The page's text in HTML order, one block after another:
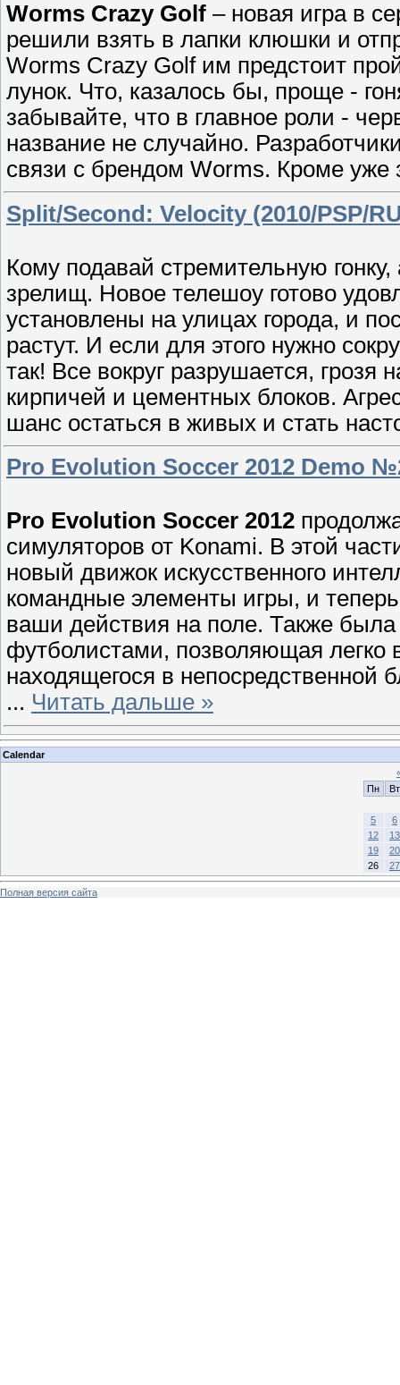
Worms Crazy Golf – новая игра в
решили взять в лапки клюшки и
Worms Crazy Golf им предстоит
лунок. Что, казалось бы, проще -
забывайте, что в главное роли -
название не случайно.
связи с брендом Worms. Кроме
Split/Second: Velocity (2010/PSP/
Кому подавай стремительную
зрелищ. Новое телешоу готово
установлены на улицах города, и
растут. И если для этого нужно
так! Все вокруг разрушается, грозя
кирпичей и цементных блоков.
шанс остаться в живых и стать
Pro Evolution Soccer 2012 Demo
Pro Evolution Soccer 2012
симуляторов от Konami. В этой
новый движок искусственного
командные элементы игры, и
ваши действия на поле. Также
футболистами, позволяющая легко
находящегося в непосредственной
... Читать дальше »
Calendar
Пн
Вт
5
6
12
13
19
20
26
27
Полная версия сайта